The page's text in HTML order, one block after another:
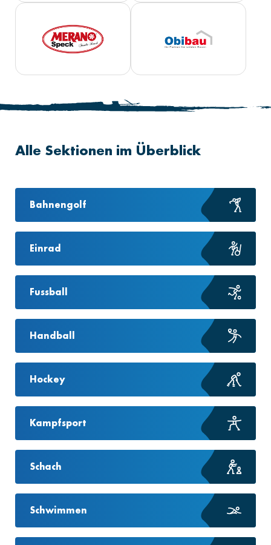
Alle Sektionen im Überblick
Bahnengolf
Einrad
Fussball
Handball
Hockey
Kampfsport
Schach
Schwimmen